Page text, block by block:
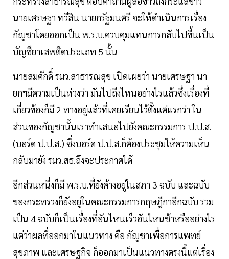
นายเศรษฐา ทวีสิน นายกรัฐมนตรี จะให้ดำเนินการเรื่อง
กัญชาโดยออกเป็น พ.ร.บ.ควบคุมแทนการกลับไปขึ้นเป็น
บัญชียาเสพติดประเภท 5 นั้น
นายสมศักดิ์ รมว.สาธารณสุข เปิดเผยว่า นายเศรษฐา นา
ยกฯมีความเป็นห่วงว่า มันไปถึงไหนอย่างไรแล้วซึ่งเรื่องที่
เกี่ยวข้องก็มี 2 ทางอยู่แล้วที่เคยเรียนไว้ตั้งแต่แรกว่า ใน
ส่วนของกัญชานั้นเราทำเสนอไปยังคณะกรรมการ ป.ป.ส.
(บอร์ด ป.ป.ส.) ซึ่งบอร์ด ป.ป.ส.ก็ต้องประชุมให้ความเห็น
กลับมายัง รมว.สธ.ถึงจะประกาศได้
อีกส่วนหนึ่งก็มี พ.ร.บ.ที่ยังค้างอยู่ในสภา 3 ฉบับ และฉบับ
ของกระทรวงก็ยังอยู่ในคณะกรรมการกฤษฎีกาอีกฉบับ รวม
เป็น 4 ฉบับก็เป็นเรื่องที่อันไหนเร็วอันไหนช้าหรืออย่างไร
แต่ว่าผลที่ออกมาในแนวทาง คือ กัญชาเพื่อการแพทย์
สุขภาพ และเศรษฐกิจ ก็ออกมาเป็นแนวทางตรงนี้แต่เรื่อง